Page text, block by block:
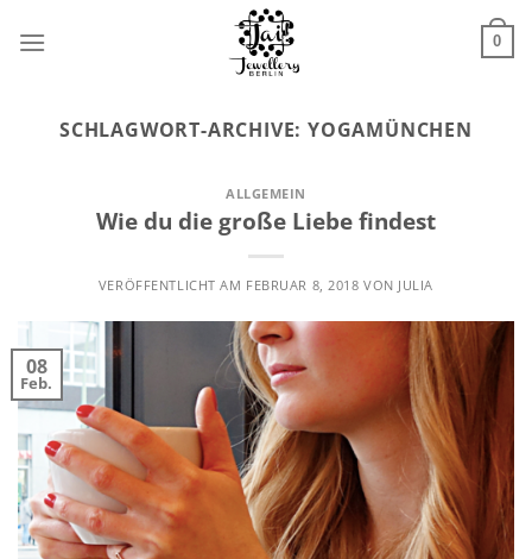
Inhalt
0
SCHLAGWORT-ARCHIVE:YOGAMÜNCHEN
ALLGEMEIN
Wie du die große Liebe findest
VERÖFFENTLICHT AM FEBRUAR 8, 2018 VON JULIA
08
Feb.